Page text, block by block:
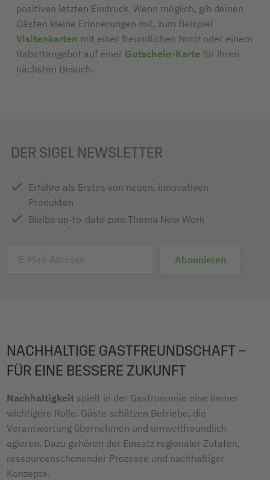
positiven letzten Eindruck. Wenn möglich, gib deinen
Gästen kleine Erinnerungen mit, zum Beispiel
Visitenkarten mit einer freundlichen Notiz oder einem
Rabattangebot auf einer Gutschein-Karte für ihren
nächsten Besuch.
DER SIGEL NEWSLETTER
Erfahre als Erstes von neuen, innovativen
Produkten
Bleibe up-to-date zum Thema New Work
E-Mail-Adresse
NACHHALTIGE GASTFREUNDSCHAFT –
FÜR EINE BESSERE ZUKUNFT
Nachhaltigkeit spielt in der Gastronomie eine immer
wichtigere Rolle. Gäste schätzen Betriebe, die
Verantwortung übernehmen und umweltfreundlich
agieren. Dazu gehören der Einsatz regionaler Zutaten,
ressourcenschonender Prozesse und nachhaltiger
Konzepte.